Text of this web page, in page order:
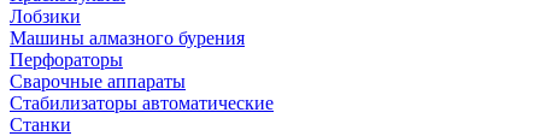
Лобзики
Машины алмазного бурения
Перфораторы
Сварочные аппараты
Стабилизаторы автоматические
Станки